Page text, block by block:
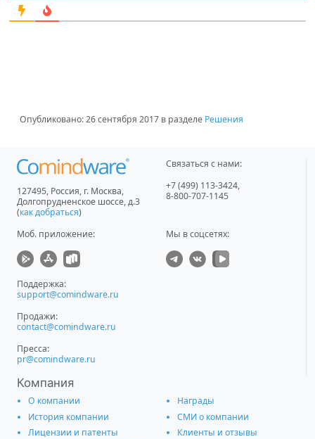
Опубликовано:26 сентября 2017 в разделе Решения
127495, Россия, г. Москва,
Долгопрудненское шоссе, д.3
(как добраться)
Связаться с нами:
+7 (499) 113-3424,
8-800-707-1145
Моб. приложение: Мы в соцсетях:
Поддержка:
support@comindware.ru
Продажи:
contact@comindware.ru
Пресса:
pr@comindware.ru
Компания
О компании
История компании
Лицензии и патенты
Награды
СМИ о компании
Клиенты и отзывы